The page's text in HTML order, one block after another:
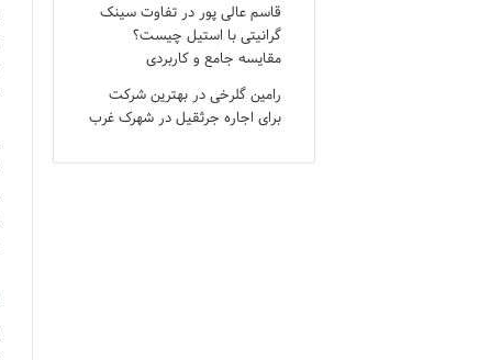
قاسم عالی پور درتفاوت سینک
گرانیتی با استیل چیست؟
مقایسه جامع و کاربردی
رامین گلرخی دربهترین شرکت
برای اجاره جرثقیل در شهرک غرب